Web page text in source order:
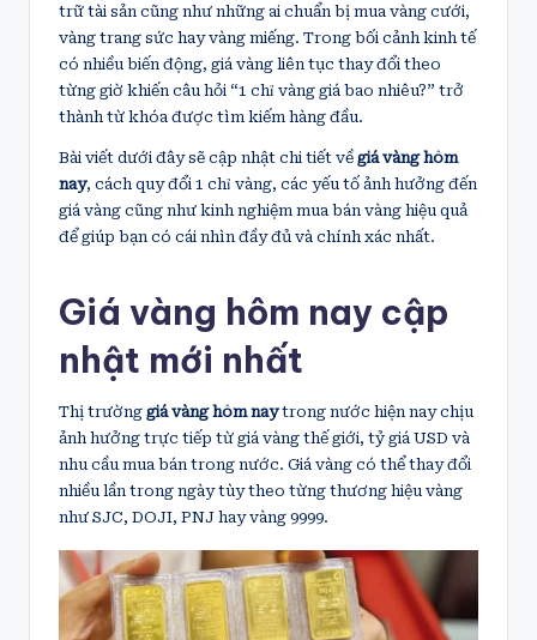
trữ tài sản cũng như những ai chuẩn bị mua vàng cưới,
vàng trang sức hay vàng miếng. Trong bối cảnh kinh tế
có nhiều biến động, giá vàng liên tục thay đổi theo
từng giờ khiến câu hỏi “1 chỉ vàng giá bao nhiêu?” trở
thành từ khóa được tìm kiếm hàng đầu.
Bài viết dưới đây sẽ cập nhật chi tiết về giá vàng hôm
nay, cách quy đổi 1 chỉ vàng, các yếu tố ảnh hưởng đến
giá vàng cũng như kinh nghiệm mua bán vàng hiệu quả
để giúp bạn có cái nhìn đầy đủ và chính xác nhất.
Giá vàng hôm nay cập
nhật mới nhất
Thị trường giá vàng hôm naytrong nước hiện nay chịu
ảnh hưởng trực tiếp từ giá vàng thế giới, tỷ giá USD và
nhu cầu mua bán trong nước. Giá vàng có thể thay đổi
nhiều lần trong ngày tùy theo từng thương hiệu vàng
như SJC, DOJI, PNJ hay vàng 9999.